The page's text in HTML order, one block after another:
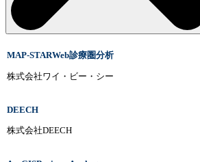
MAP-STARWeb診療圏分析
株式会社ワイ・ビー・シー
DEECH
株式会社DEECH